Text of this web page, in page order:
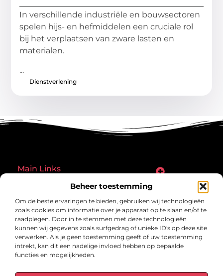
Beheer toestemming
Om de beste ervaringen te bieden, gebruiken wij technologieën
zoals cookies om informatie over je apparaat op te slaan en/of te
raadplegen. Door in te stemmen met deze technologieën
kunnen wij gegevens zoals surfgedrag of unieke ID's op deze site
verwerken. Als je geen toestemming geeft of uw toestemming
intrekt, kan dit een nadelige invloed hebben op bepaalde
functies en mogelijkheden.
In verschillende industriële en bouwsectoren
spelen hijs- en hefmiddelen een cruciale rol
bij het verplaatsen van zware lasten en
materialen.
...
Dienstverlening
Main Links